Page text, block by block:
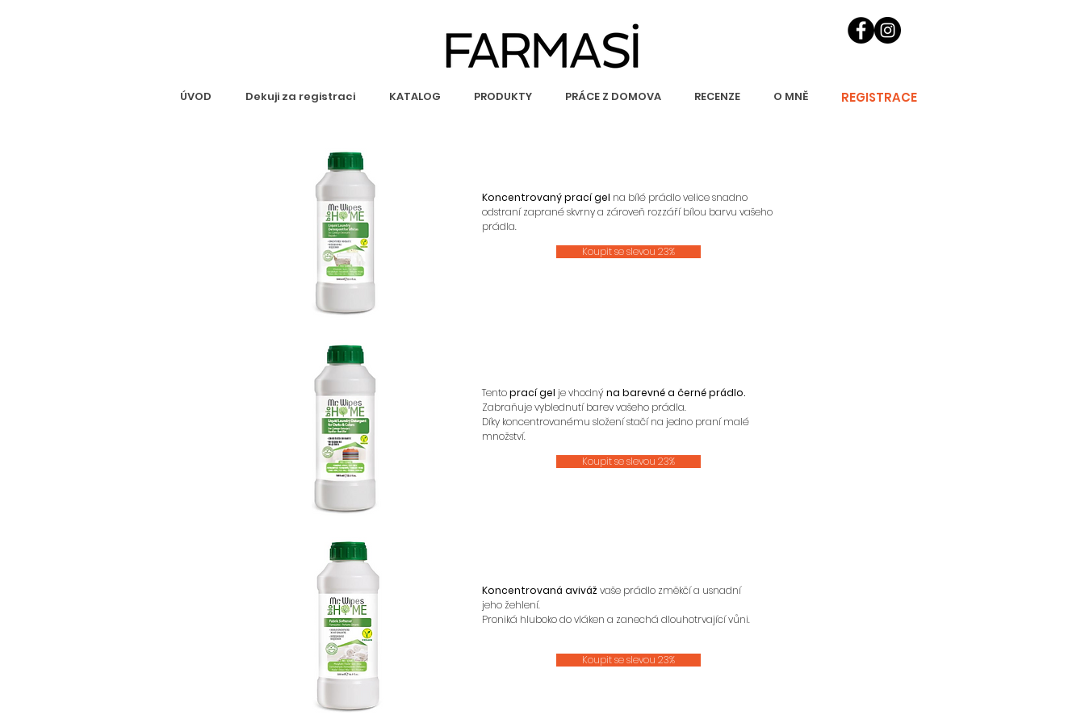
ÚVOD Dekuji za registraci KATALOG PRODUKTY PRÁCE Z DOMOVA RECENZE O MNĚ REGISTRACE
Koncentrovaný prací gel na bílé prádlo velice snadno
odstraní zaprané skvrny a zároveň rozzáří bílou barvu vašeho
prádla.
Koupit se slevou 23%
Tentoprací gel je vhodnýna barevné a černé prádlo.
Zabraňuje vyblednutí barev vašeho prádla.
Díky koncentrovanému složení stačí na jedno praní malé
množství.
Koupit se slevou 23%
Koncentrovaná avivážvaše prádlo změkčí a usnadní
jeho žehlení.
Proniká hluboko do vláken a zanechá dlouhotrvající vůni.
Koupit se slevou 23%